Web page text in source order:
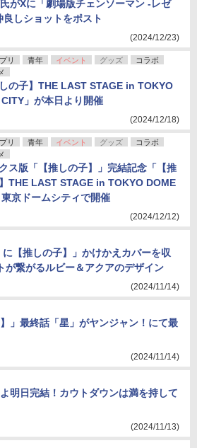
がXに「劇場版チェンソーマン -レゼ
しショットをポスト
(2024/12/23)
リ 青年 イベント グッズ
コラボ
しの子】THE LAST STAGE in TOKYO
」が本日より開催
(2024/12/18)
リ 青年 イベント グッズ
コラボ
ス版「【推しの子】」完結記念「【推
THE LAST STAGE in TOKYO DOME
京ドームシティで開催
(2024/12/12)
に【推しの子】」かけかえカバーを収
が繋がるルビー＆アクアのデザイン
(2024/11/14)
」最終話「星」がヤンジャン！にて最
(2024/11/14)
明日完結！カウトダウンは満を持して
(2024/11/13)